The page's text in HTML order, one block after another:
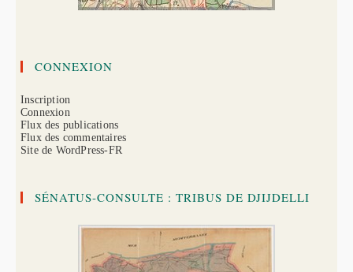
CONNEXION
Inscription
Connexion
Flux des publications
Flux des commentaires
Site de WordPress-FR
SÉNATUS-CONSULTE : TRIBUS DE DJIJDELLI